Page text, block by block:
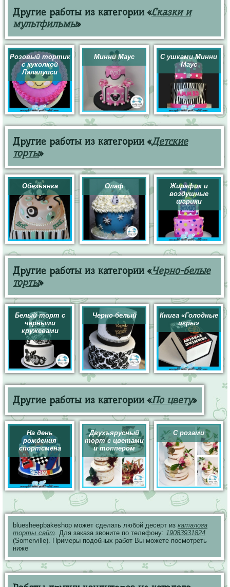
Другие работы из категории «Сказки и
мультфильмы»
Розовый тортик
с куколкой
Лалалупси
Минни Маус
С ушками Минни
Маус
Другие работы из категории «Детские
торты»
Обезьянка Олаф
Жирафик и
воздушные
шарики
Другие работы из категории «Черно-белые
торты»
Белый торт с
черными
кружевами
Черно-белый
Книга «Голодные
игры»
Другие работы из категории «По цвету»
На день
рождения
спортсмена
Двухъярусный
торт с цветами
и топпером
С розами
bluesheepbakeshop может сделать любой десерт из каталога
торты.сайт. Для заказа звоните по телефону: 19083931824
(Somerville). Примеры подобных работ Вы можете посмотреть
ниже